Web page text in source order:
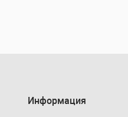
Информация